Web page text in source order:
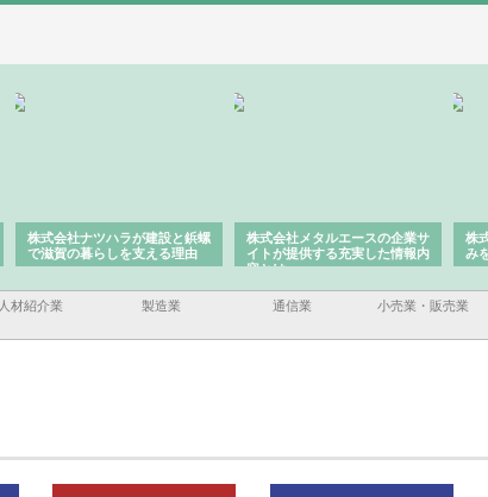
株式会社ナツハラが建設と鋲螺
で滋賀の暮らしを支える理由
株式会社メタルエースの企業サ
イトが提供する充実した情報内
容とは
株
み
人材紹介業 製造業 通信業 小売業・販売業